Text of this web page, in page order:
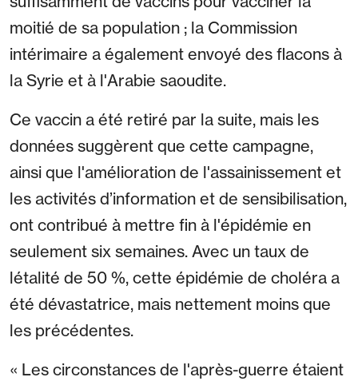
moitié de sa population ; la Commission
intérimaire a également envoyé des flacons à
la Syrie et à l'Arabie saoudite.
Ce vaccin a été retiré par la suite, mais les
données suggèrent que cette campagne,
ainsi que l'amélioration de l'assainissement et
les activités d’information et de sensibilisation,
ont contribué à mettre fin à l'épidémie en
seulement six semaines. Avec un taux de
létalité de 50 %, cette épidémie de choléra a
été dévastatrice, mais nettement moins que
les précédentes.
« Les circonstances de l'après-guerre étaient